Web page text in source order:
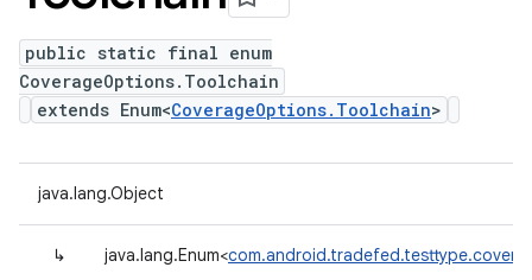
public static final enum
CoverageOptions.Toolchain
extends Enum<CoverageOptions.Toolchain>
java.lang.Object
↳ java.lang.Enum<